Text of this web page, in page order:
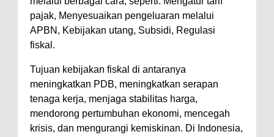
pajak, Menyesuaikan pengeluaran melalui
APBN, Kebijakan utang, Subsidi, Regulasi
fiskal.
Tujuan kebijakan fiskal di antaranya
meningkatkan PDB, meningkatkan serapan
tenaga kerja, menjaga stabilitas harga,
mendorong pertumbuhan ekonomi, mencegah
krisis, dan mengurangi kemiskinan. Di Indonesia,